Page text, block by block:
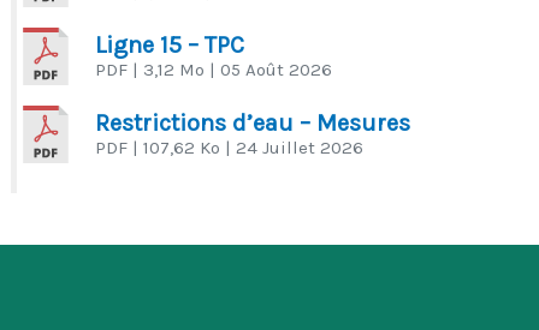
Ligne 15 – TPC
PDF | 3,12 Mo | 05 Août 2026
Restrictions d’eau – Mesures
PDF | 107,62 Ko | 24 Juillet 2026